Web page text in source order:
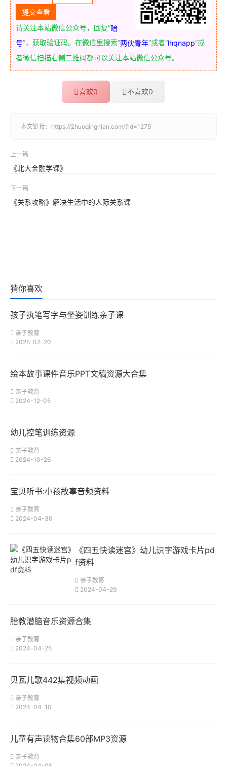
请关注本站微信公众号，回复“暗
号”，获取验证码。在微信里搜索“两伙青年”或者“lhqnapp”或
者微信扫描右侧二维码都可以关注本站微信公众号。
喜欢0 不喜欢0
本文链接： https://2huoqingnian.com/?id=1275
上一篇
《北大金融学课》
下一篇
《关系攻略》解决生活中的人际关系课
猜你喜欢
孩子执笔写字与坐姿训练亲子课
亲子教育
2025-02-20
绘本故事课件音乐PPT文稿资源大合集
亲子教育
2024-12-05
幼儿控笔训练资源
亲子教育
2024-10-26
宝贝听书:小孩故事音频资料
亲子教育
2024-04-30
《四五快读迷宫》幼儿识字游戏卡片pd
f资料
亲子教育
2024-04-29
胎教潜脑音乐资源合集
亲子教育
2024-04-25
贝瓦儿歌442集视频动画
亲子教育
2024-04-10
儿童有声读物合集60部MP3资源
亲子教育